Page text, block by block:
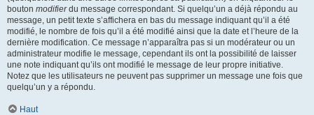
bouton modifierdu message correspondant. Si quelqu’un a déjà répondu au
message, un petit texte s’affichera en bas du message indiquant qu’il a été
modifié, le nombre de fois qu’il a été modifié ainsi que la date et l’heure de la
dernière modification. Ce message n’apparaîtra pas si un modérateur ou un
administrateur modifie le message, cependant ils ont la possibilité de laisser
une note indiquant qu’ils ont modifié le message de leur propre initiative.
Notez que les utilisateurs ne peuvent pas supprimer un message une fois que
quelqu’un y a répondu.
Haut